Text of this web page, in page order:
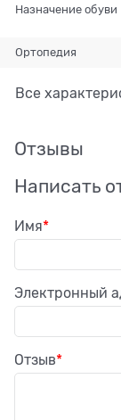
Назначение обуви
Ортопедия
Все
Отзывы
Написать
Имя
Электронный
Отзыв